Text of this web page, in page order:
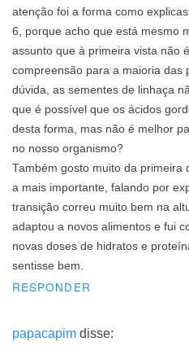
atenção foi a forma como
6, porque acho que está mesmo
assunto que à primeira vista não
compreensão para a maioria das
dúvida, as sementes de linhaça
que é possível que os ácidos
desta forma, mas não é melhor
no nosso organismo?
Também gosto muito da primeira
a mais importante, falando por
transição correu muito bem na
adaptou a novos alimentos e fui
novas doses de hidratos e
sentisse bem.
RESPONDER
papacapim disse: